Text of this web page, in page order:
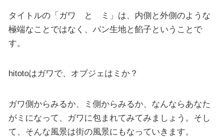
タイトルの「ガワ と ミ」は、内側と外側のような
極端なことではなく、パン生地と餡子ということで
す。
hitotoはガワで、オブジェはミか？
ガワ側からみるか、ミ側からみるか、なんならあなた
がミになって、ガワに包まれてみてみましょう。そし
て、そんな風景は街の風景にもなっていきます。